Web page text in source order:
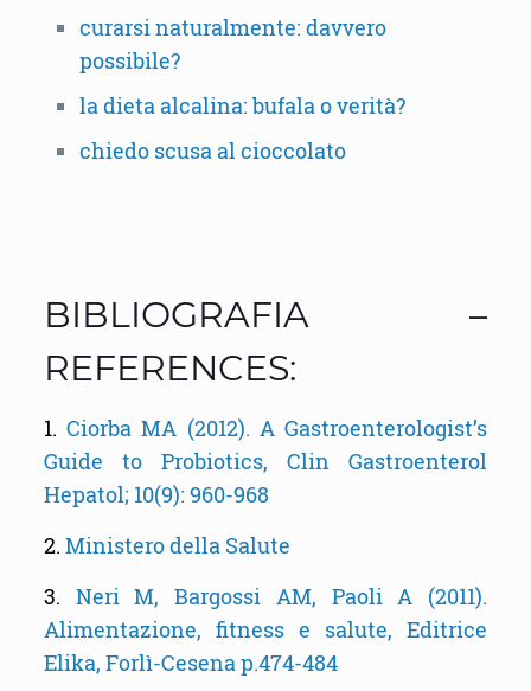
curarsi naturalmente: davvero
possibile?
la dieta alcalina: bufala o verità?
chiedo scusa al cioccolato
BIBLIOGRAFIA –
REFERENCES:
1.Ciorba MA (2012). A Gastroenterologist’s
Guide to Probiotics, Clin Gastroenterol
Hepatol; 10(9): 960-968
2. Ministero della Salute
3. Neri M, Bargossi AM, Paoli A (2011).
Alimentazione, fitness e salute, Editrice
Elika, Forlì-Cesena p.474-484